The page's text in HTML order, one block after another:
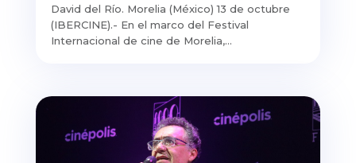
David del Río. Morelia (México) 13 de octubre
(IBERCINE).- En el marco del Festival
Internacional de cine de Morelia,...